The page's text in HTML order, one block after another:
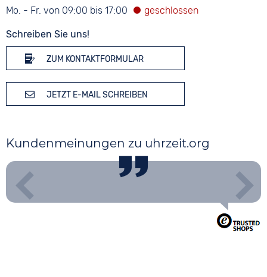
Mo. - Fr. von 09:00 bis 17:00
Schreiben Sie uns!
ZUM KONTAKTFORMULAR
JETZT E-MAIL SCHREIBEN
Kundenmeinungen zu uhrzeit.org